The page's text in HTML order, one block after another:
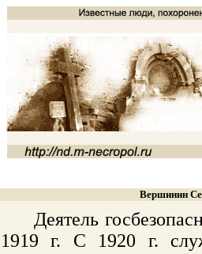
Вершинин
Деятель
1919 г. С 1920 г.